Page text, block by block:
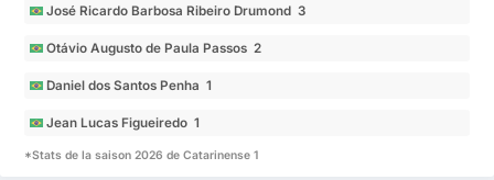
José Ricardo Barbosa Ribeiro Drumond 3
Otávio Augusto de Paula Passos 2
Daniel dos Santos Penha 1
Jean Lucas Figueiredo 1
*Stats de la saison 2026 de Catarinense 1